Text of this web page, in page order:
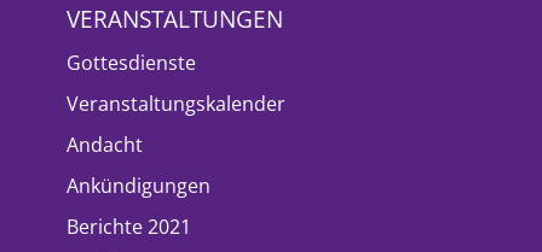
VERANSTALTUNGEN
Gottesdienste
Veranstaltungskalender
Andacht
Ankündigungen
Berichte 2021